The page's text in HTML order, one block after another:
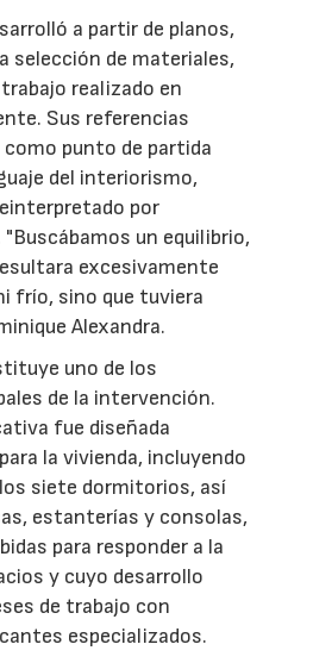
a partir de planos,
selección de materiales,
realizado en
Sus referencias
punto de partida
del interiorismo,
por
un equilibrio,
excesivamente
frío, sino que tuviera
Alexandra.
uno de los
de la intervención.
fue diseñada
la vivienda, incluyendo
siete dormitorios, así
estanterías y consolas,
para responder a la
y cuyo desarrollo
de trabajo con
especializados.